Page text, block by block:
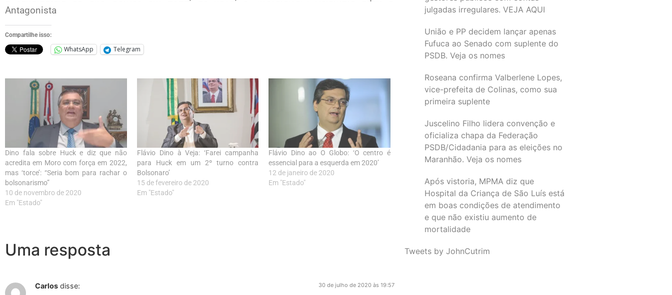
Antagonista
Compartilhe isso:
WhatsApp Telegram
Dino fala sobre Huck e diz que não
acredita em Moro com força em 2022,
mas ‘torce’: “Seria bom para rachar o
bolsonarismo”
10 de novembro de 2020
Em "Estado"
Flávio Dino à Veja: ‘Farei campanha
para Huck em um 2º turno contra
Bolsonaro’
15 de fevereiro de 2020
Em "Estado"
Flávio Dino ao O Globo: ‘O centro é
essencial para a esquerda em 2020’
12 de janeiro de 2020
Em "Estado"
Uma resposta
Carlos disse: 30 de julho de 2020 às 19:57
julgadas irregulares. VEJA AQUI
União e PP decidem lançar apenas
Fufuca ao Senado com suplente do
PSDB. Veja os nomes
Roseana confirma Valberlene Lopes,
vice-prefeita de Colinas, como sua
primeira suplente
Juscelino Filho lidera convenção e
oficializa chapa da Federação
PSDB/Cidadania para as eleições no
Maranhão. Veja os nomes
Após vistoria, MPMA diz que
Hospital da Criança de São Luís está
em boas condições de atendimento
e que não existiu aumento de
mortalidade
Tweets by JohnCutrim